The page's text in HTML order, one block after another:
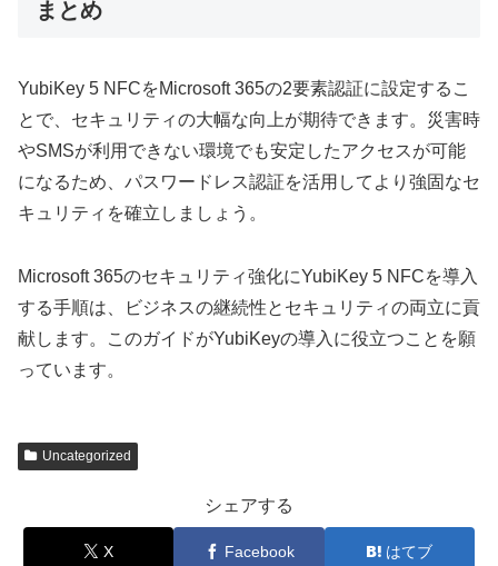
まとめ
YubiKey 5 NFCをMicrosoft 365の2要素認証に設定するこ
とで、セキュリティの大幅な向上が期待できます。災害時
やSMSが利用できない環境でも安定したアクセスが可能
になるため、パスワードレス認証を活用してより強固なセ
キュリティを確立しましょう。
Microsoft 365のセキュリティ強化にYubiKey 5 NFCを導入
する手順は、ビジネスの継続性とセキュリティの両立に貢
献します。このガイドがYubiKeyの導入に役立つことを願
っています。
Uncategorized
シェアする
X Facebook はてブ